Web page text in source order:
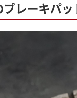
ブレーキパ